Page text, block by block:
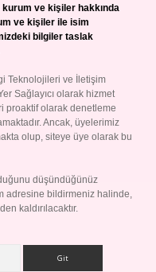
ve kişiler hakkında
ve kişiler ile isim
bilgiler taslak
Teknolojileri ve İletişim
Sağlayıcı olarak hizmet
proaktif olarak denetleme
Ancak, üyelerimiz
olup, siteye üye olarak bu
düşündüğünüz
adresine bildirmeniz halinde,
kaldırılacaktır.